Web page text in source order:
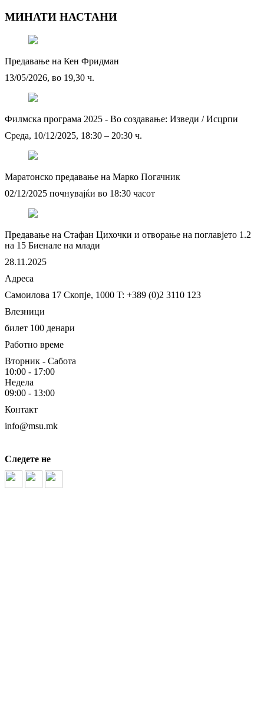
МИНАТИ НАСТАНИ
Предавање на Кен Фридман
13/05/2026, во 19,30 ч.
Филмска програма 2025 - Во создавање: Изведи / Исцрпи
Среда, 10/12/2025, 18:30 – 20:30 ч.
Маратонско предавање на Марко Погачник
02/12/2025 почнувајќи во 18:30 часот
Предавање на Стафан Цихочки и отворање на поглавјето 1.2
на 15 Биенале на млади
28.11.2025
Адреса
Самоилова 17 Скопје, 1000 T: +389 (0)2 3110 123
Влезници
билет 100 денари
Работно време
Вторник - Сабота
10:00 - 17:00
Недела
09:00 - 13:00
Контакт
info@msu.mk
Следете не